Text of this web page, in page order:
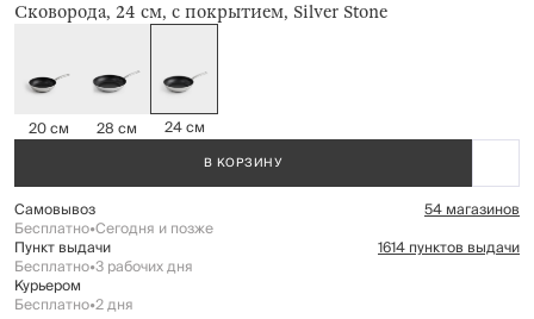
Сковорода, 24 см, с покрытием, Silver Stone
20 см 28 см 24 см
В КОРЗИНУ
Самовывоз 54 магазинов
Бесплатно•Сегодня и позже
Пункт выдачи 1614 пунктов выдачи
Бесплатно•3 рабочих дня
Курьером
Бесплатно•2 дня